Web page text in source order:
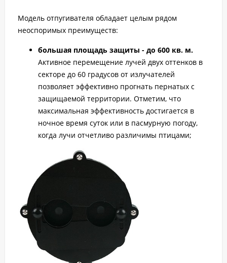
Модель отпугивателя обладает целым рядом
неоспоримых преимуществ:
большая площадь защиты - до 600 кв. м.
Активное перемещение лучей двух оттенков в
секторе до 60 градусов от излучателей
позволяет эффективно прогнать пернатых с
защищаемой территории. Отметим, что
максимальная эффективность достигается в
ночное время суток или в пасмурную погоду,
когда лучи отчетливо различимы птицами;